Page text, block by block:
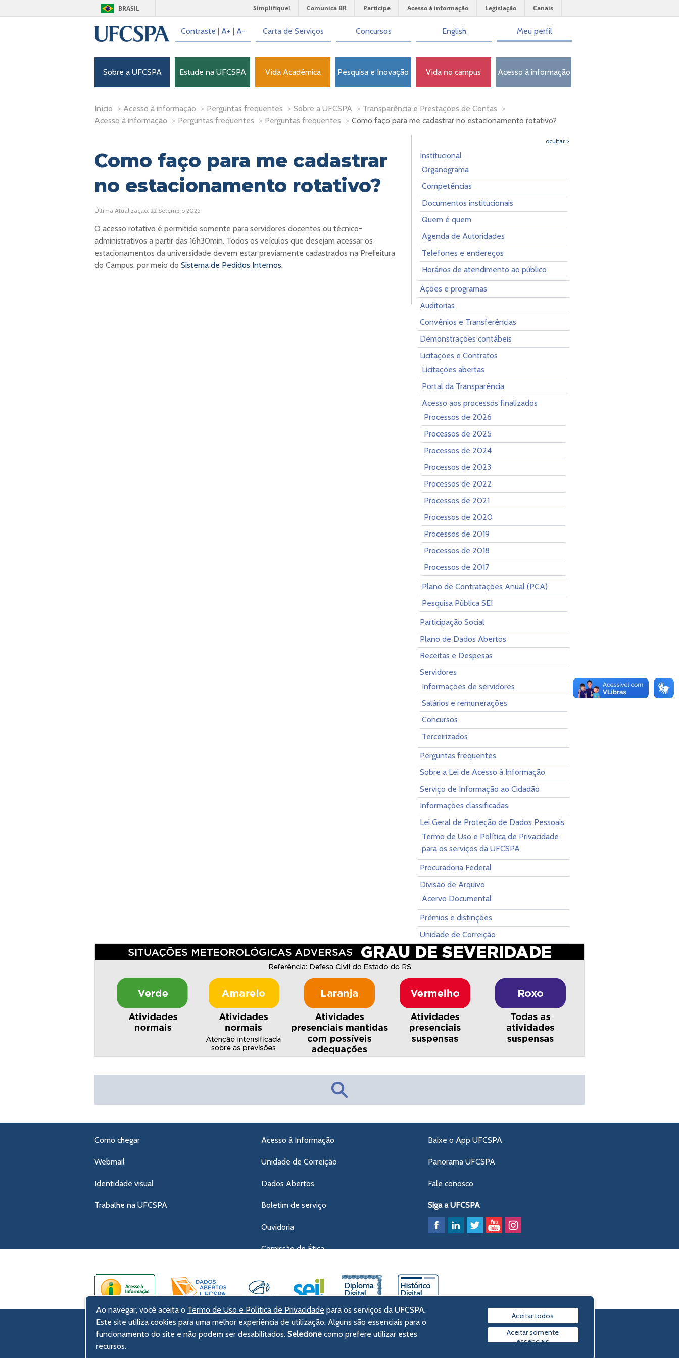
BRASIL Simplifique! Comunica BR Participe Acesso à informação Legislação Canais
Contraste | A+ | A- Carta de Serviços Concursos English Meu perfil
Sobre a UFCSPA Estude na UFCSPA Vida Acadêmica Pesquisa e Inovação Vida no campus Acesso à informação
Início > Acesso à informação > Perguntas frequentes > Sobre a UFCSPA > Transparência e Prestações de Contas >
Acesso à informação > Perguntas frequentes > Perguntas frequentes > Como faço para me cadastrar no estacionamento rotativo?
Como faço para me cadastrar
no estacionamento rotativo?
Última Atualização: 22 Setembro 2025
O acesso rotativo é permitido somente para servidores docentes ou técnico-
administrativos a partir das 16h30min. Todos os veículos que desejam acessar os
estacionamentos da universidade devem estar previamente cadastrados na Prefeitura
do Campus, por meio do Sistema de Pedidos Internos.
ocultar >
Institucional
Organograma
Competências
Documentos institucionais
Quem é quem
Agenda de Autoridades
Telefones e endereços
Horários de atendimento ao público
Ações e programas
Auditorias
Convênios e Transferências
Demonstrações contábeis
Licitações e Contratos
Licitações abertas
Portal da Transparência
Acesso aos processos finalizados
Processos de 2026
Processos de 2025
Processos de 2024
Processos de 2023
Processos de 2022
Processos de 2021
Processos de 2020
Processos de 2019
Processos de 2018
Processos de 2017
Plano de Contratações Anual (PCA)
Pesquisa Pública SEI
Participação Social
Plano de Dados Abertos
Receitas e Despesas
Servidores
Informações de servidores
Salários e remunerações
Concursos
Terceirizados
Perguntas frequentes
Sobre a Lei de Acesso à Informação
Serviço de Informação ao Cidadão
Informações classificadas
Lei Geral de Proteção de Dados Pessoais
Termo de Uso e Política de Privacidade
para os serviços da UFCSPA
Procuradoria Federal
Divisão de Arquivo
Acervo Documental
Prêmios e distinções
Unidade de Correição
Como chegar
Webmail
Identidade visual
Trabalhe na UFCSPA
Acesso à Informação
Unidade de Correição
Dados Abertos
Boletim de serviço
Ouvidoria
Comissão de Ética
Baixe o App UFCSPA
Panorama UFCSPA
Fale conosco
Siga a UFCSPA
UFCSPA – Universidade Federal de Ciências da Saúde de Porto Alegre
Rua Sarmento Leite, 245 - Centro Histórico
Política de privacidade
© 2009-2026 UFCSPA
Ao navegar, você aceita o Termo de Uso e Política de Privacidade para os serviços da UFCSPA.
Este site utiliza cookies para uma melhor experiência de utilização. Alguns são essenciais para o
funcionamento do site e não podem ser desabilitados. Selecione como prefere utilizar estes
recursos.
Aceitar todos
Aceitar somente
essenciais